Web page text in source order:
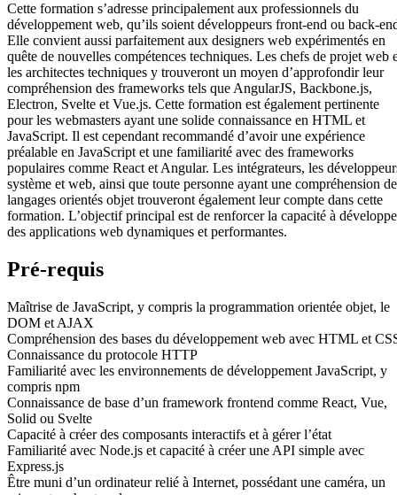
Cette formation s’adresse principalement aux professionnels du
développement web, qu’ils soient développeurs front-end ou back-
Elle convient aussi parfaitement aux designers web expérimentés en
quête de nouvelles compétences techniques. Les chefs de projet web
les architectes techniques y trouveront un moyen d’approfondir leur
compréhension des frameworks tels que AngularJS, Backbone.js,
Electron, Svelte et Vue.js. Cette formation est également pertinente
pour les webmasters ayant une solide connaissance en HTML et
JavaScript. Il est cependant recommandé d’avoir une expérience
préalable en JavaScript et une familiarité avec des frameworks
populaires comme React et Angular. Les intégrateurs, les
système et web, ainsi que toute personne ayant une compréhension
langages orientés objet trouveront également leur compte dans cette
formation. L’objectif principal est de renforcer la capacité à
des applications web dynamiques et performantes.
Pré-requis
Maîtrise de JavaScript, y compris la programmation orientée objet, le
DOM et AJAX
Compréhension des bases du développement web avec HTML et
Connaissance du protocole HTTP
Familiarité avec les environnements de développement JavaScript, y
compris npm
Connaissance de base d’un framework frontend comme React, Vue,
Solid ou Svelte
Capacité à créer des composants interactifs et à gérer l’état
Familiarité avec Node.js et capacité à créer une API simple avec
Express.js
Être muni d’un ordinateur relié à Internet, possédant une caméra, un